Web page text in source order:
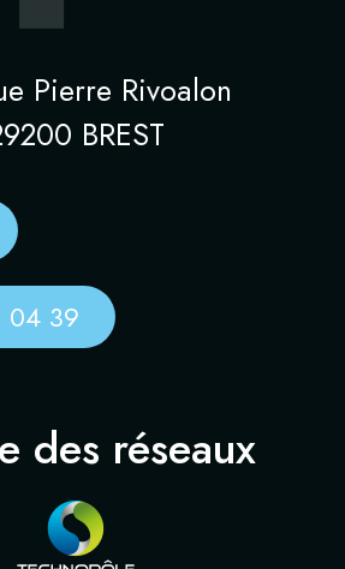
Pierre Rivoalon
BREST
04 39
des réseaux